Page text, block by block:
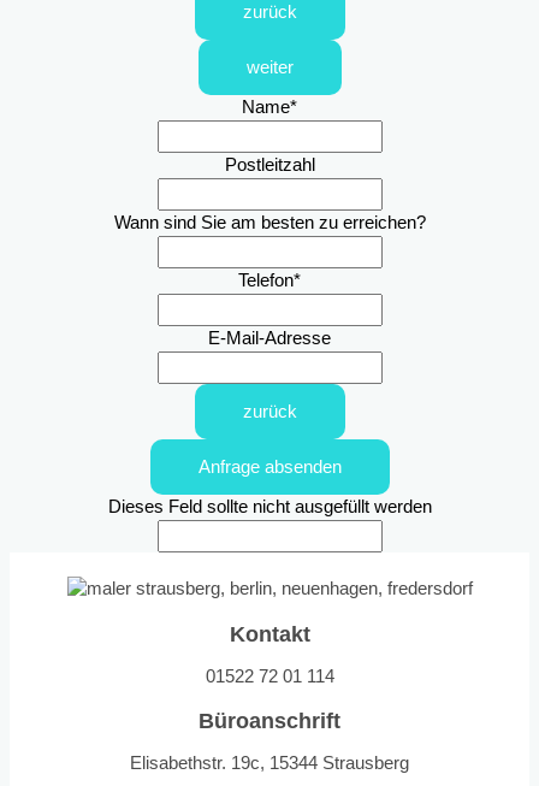
zurück
weiter
Name*
Postleitzahl
Wann sind Sie am besten zu erreichen?
Telefon*
E-Mail-Adresse
zurück
Anfrage absenden
Dieses Feld sollte nicht ausgefüllt werden
Kontakt
01522 72 01 114
Büroanschrift
Elisabethstr. 19c, 15344 Strausberg